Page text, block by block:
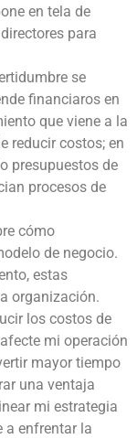
en tela de
para
se
financiaros en
que viene a la
reducir costos; en
presupuestos de
procesos de
cómo
de negocio.
estas
organización.
los costos de
mi operación
mayor tiempo
una ventaja
mi estrategia
a enfrentar la